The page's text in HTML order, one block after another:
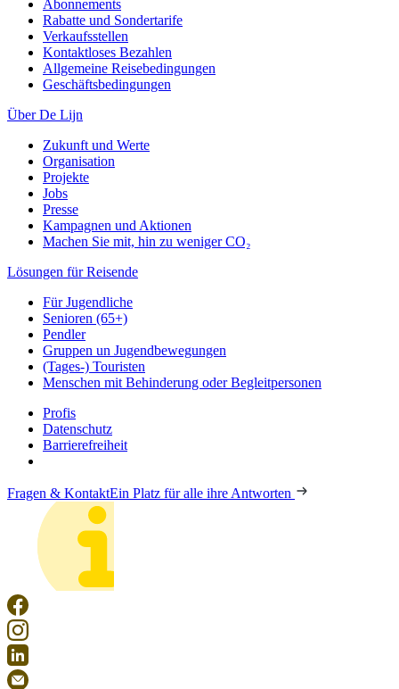
Abonnements
Rabatte und Sondertarife
Verkaufsstellen
Kontaktloses Bezahlen
Allgemeine Reisebedingungen
Geschäftsbedingungen
Über De Lijn
Zukunft und Werte
Organisation
Projekte
Jobs
Presse
Kampagnen und Aktionen
Machen Sie mit, hin zu weniger CO₂
Lösungen für Reisende
Für Jugendliche
Senioren (65+)
Pendler
Gruppen un Jugendbewegungen
(Tages-) Touristen
Menschen mit Behinderung oder Begleitpersonen
Profis
Datenschutz
Barrierefreiheit
Fragen & KontaktEin Platz für alle ihre Antworten